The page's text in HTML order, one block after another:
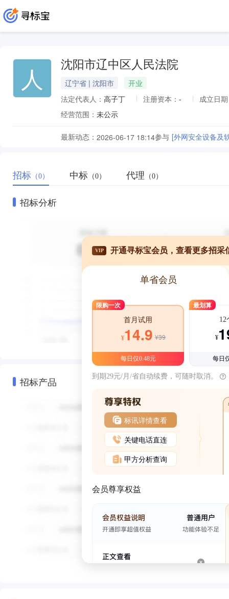
人 沈阳市辽中区人民法院
辽宁省 | 沈阳市
开业
法定代表人： 高子丁 注册资本： -
成立日
经营范围： 未公示
最新动态： 2026-06-17 18:14参与 [外网安全设备及
招标 （0） 中标 （0） 代理 （0）
招标分析
招标产品
VIP 开通寻标宝会员，查看更多招采
单省会员
限购一次
首月试用
¥14.9 ¥39
每日仅0.48元
最划算
12
¥
每日
到期29元/月/省自动续费，可随时取消。
标讯详情查看
关键电话直连
甲方分析查询
会员尊享权益